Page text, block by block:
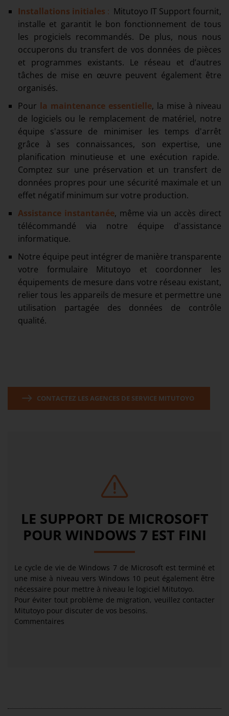
Installations initiales : Mitutoyo IT Support fournit,
installe et garantit le bon fonctionnement de tous
les progiciels recommandés. De plus, nous nous
occuperons du transfert de vos données de pièces
et programmes existants. Le réseau et d’autres
tâches de mise en œuvre peuvent également être
organisés.
Pour la maintenance essentielle, la mise à niveau
de logiciels ou le remplacement de matériel, notre
équipe s'assure de minimiser les temps d'arrêt
grâce à ses connaissances, son expertise, une
planification minutieuse et une exécution rapide.
Comptez sur une préservation et un transfert de
données propres pour une sécurité maximale et un
effet négatif minimum sur votre production.
Assistance instantanée, même via un accès direct
télécommandé via notre équipe d'assistance
informatique.
Notre équipe peut intégrer de manière transparente
votre formulaire Mitutoyo et coordonner les
équipements de mesure dans votre réseau existant,
relier tous les appareils de mesure et permettre une
utilisation partagée des données de contrôle
qualité.
CONTACTEZ LES AGENCES DE SERVICE MITUTOYO
LE SUPPORT DE MICROSOFT
POUR WINDOWS 7 EST FINI
Le cycle de vie de Windows 7 de Microsoft est terminé et
une mise à niveau vers Windows 10 peut également être
nécessaire pour mettre à niveau le logiciel Mitutoyo.
Pour éviter tout problème de migration, veuillez contacter
Mitutoyo pour discuter de vos besoins.
Commentaires